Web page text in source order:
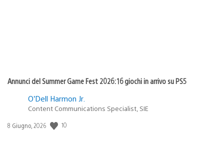
Annunci del Summer Game Fest 2026: 16 giochi in arrivo su PS5
O’Dell Harmon Jr.
Content Communications Specialist, SIE
Data
8 Giugno, 2026 10